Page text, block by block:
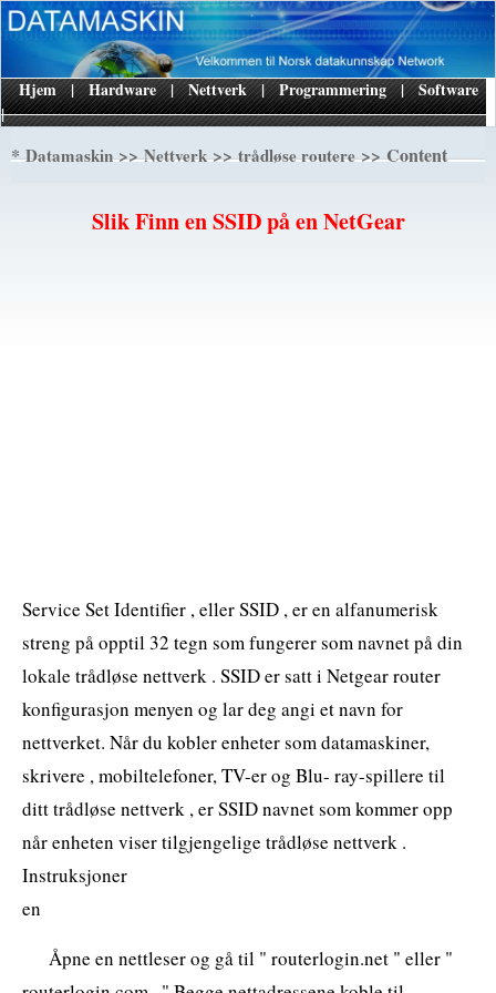
|
Hjem | Hardware | Nettverk | Programmering | Software
*Datamaskin>>Nettverk>>trådløse routere>> Content
Slik Finn en SSID på en NetGear
Service Set Identifier , eller SSID , er en alfanumerisk
streng på opptil 32 tegn som fungerer som navnet på din
lokale trådløse nettverk . SSID er satt i Netgear router
konfigurasjon menyen og lar deg angi et navn for
nettverket. Når du kobler enheter som datamaskiner,
skrivere , mobiltelefoner, TV-er og Blu- ray-spillere til
ditt trådløse nettverk , er SSID navnet som kommer opp
når enheten viser tilgjengelige trådløse nettverk .
Instruksjoner
en
Åpne en nettleser og gå til " routerlogin.net " eller "